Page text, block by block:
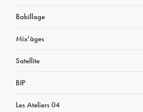
Babillage
Mix’âges
Satellite
BIP
Les Ateliers 04